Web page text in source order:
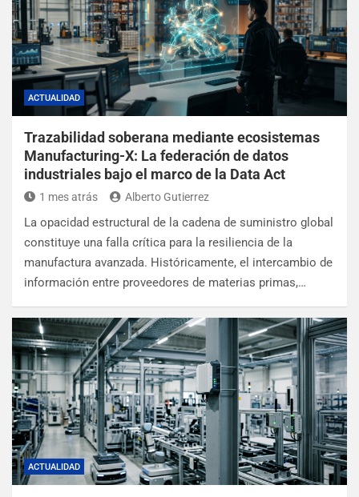
ACTUALIDAD
Trazabilidad soberana mediante ecosistemas
Manufacturing-X: La federación de datos
industriales bajo el marco de la Data Act
1 mes atrás Alberto Gutierrez
La opacidad estructural de la cadena de suministro global
constituye una falla crítica para la resiliencia de la
manufactura avanzada. Históricamente, el intercambio de
información entre proveedores de materias primas,…
ACTUALIDAD